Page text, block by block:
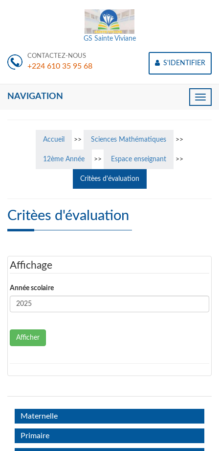
GS Sainte Viviane
CONTACTEZ-NOUS
+224 610 35 95 68 S'IDENTIFIER
Toggle
NAVIGATION
Accueil >> Sciences Mathématiques >>
12ème Année >> Espace enseignant >>
Critèes d'évaluation
Critèes d'évaluation
Affichage
Année scolaire
Afficher
Maternelle
Primaire